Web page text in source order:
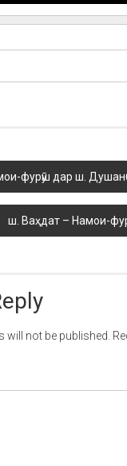
фурӯш дар ш.
ш. Ваҳдат – Намои-
will not be published.